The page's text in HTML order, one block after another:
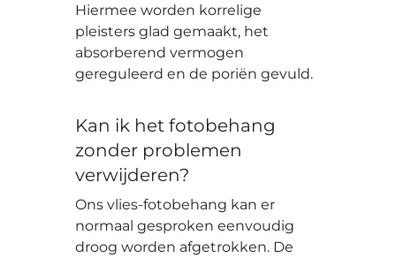
Hiermee worden korrelige
pleisters glad gemaakt, het
absorberend vermogen
gereguleerd en de poriën gevuld.
Kan ik het fotobehang
zonder problemen
verwijderen?
Ons vlies-fotobehang kan er
normaal gesproken eenvoudig
droog worden afgetrokken. De